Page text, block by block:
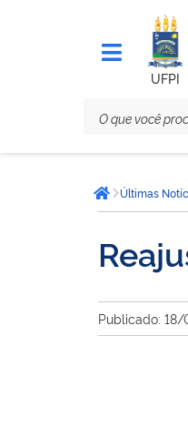
UFPI
está
aqui:Página
Últimas
Publicado: